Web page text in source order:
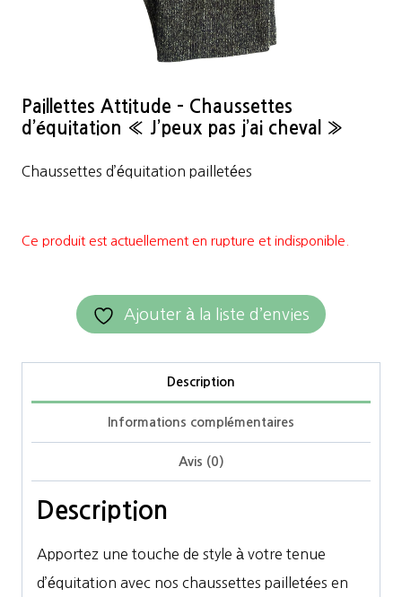
Paillettes Attitude – Chaussettes
d’équitation « J’peux pas j’ai cheval »
Chaussettes d’équitation pailletées
Ce produit est actuellement en rupture et indisponible.
Ajouter à la liste d’envies
Description
Informations complémentaires
Avis (0)
Description
Apportez une touche de style à votre tenue
d’équitation avec nos chaussettes pailletées en